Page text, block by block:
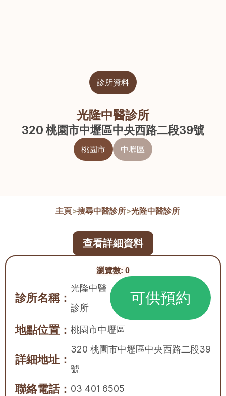
診所資料
光隆中醫診所
320 桃園市中壢區中央西路二段39號
桃園市 中壢區
主頁>搜尋中醫診所>光隆中醫診所
瀏覽數: 0
診所名稱：
光隆中醫
診所
可供預約
地點位置： 桃園市中壢區
詳細地址：
320 桃園市中壢區中央西路二段39
號
聯絡電話： 03 401 6505
查看詳細資料